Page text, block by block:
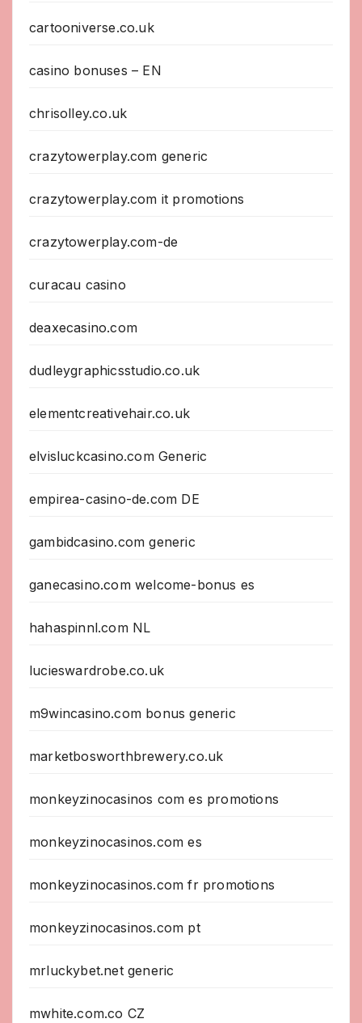
cartooniverse.co.uk
casino bonuses – EN
chrisolley.co.uk
crazytowerplay.com generic
crazytowerplay.com it promotions
crazytowerplay.com-de
curacau casino
deaxecasino.com
dudleygraphicsstudio.co.uk
elementcreativehair.co.uk
elvisluckcasino.com Generic
empirea-casino-de.com DE
gambidcasino.com generic
ganecasino.com welcome-bonus es
hahaspinnl.com NL
lucieswardrobe.co.uk
m9wincasino.com bonus generic
marketbosworthbrewery.co.uk
monkeyzinocasinos com es promotions
monkeyzinocasinos.com es
monkeyzinocasinos.com fr promotions
monkeyzinocasinos.com pt
mrluckybet.net generic
mwhite.com.co CZ